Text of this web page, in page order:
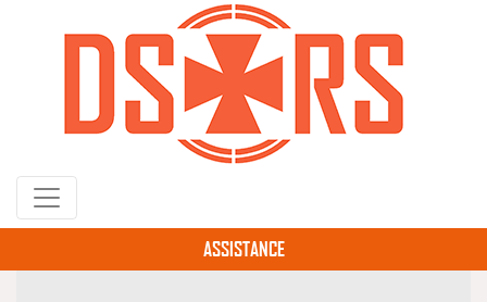
hovedindhold
ASSISTANCE